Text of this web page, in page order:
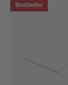
Bestseller